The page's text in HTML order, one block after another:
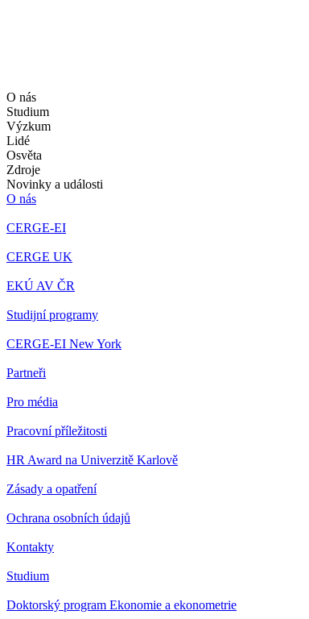
O nás
Studium
Výzkum
Lidé
Osvěta
Zdroje
Novinky a události
O nás
CERGE-EI
CERGE UK
EKÚ AV ČR
Studijní programy
CERGE-EI New York
Partneři
Pro média
Pracovní příležitosti
HR Award na Univerzitě Karlově
Zásady a opatření
Ochrana osobních údajů
Kontakty
Studium
Doktorský program Ekonomie a ekonometrie